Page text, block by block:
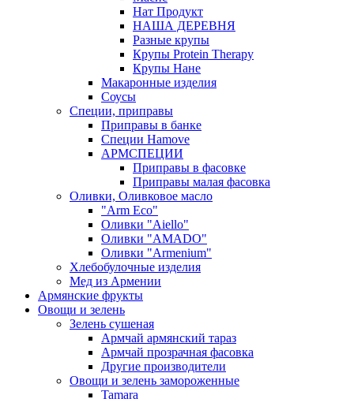
Нат Продукт
НАША ДЕРЕВНЯ
Разные крупы
Крупы Protein Therapy
Крупы Нане
Макаронные изделия
Соусы
Специи, приправы
Приправы в банке
Специи Hamove
АРМСПЕЦИИ
Приправы в фасовке
Приправы малая фасовка
Оливки, Оливковое масло
"Arm Eco"
Оливки "Aiello"
Оливки "AMADO"
Оливки "Armenium"
Хлебобулочные изделия
Мед из Армении
Армянские фрукты
Овощи и зелень
Зелень сушеная
Армчай армянский тараз
Армчай прозрачная фасовка
Другие производители
Овощи и зелень замороженные
Tamara